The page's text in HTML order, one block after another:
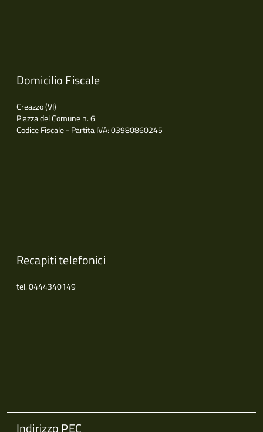
Domicilio Fiscale
Creazzo (VI)
Piazza del Comune n. 6
Codice Fiscale - Partita IVA: 03980860245
Recapiti telefonici
tel. 0444340149
Indirizzo PEC